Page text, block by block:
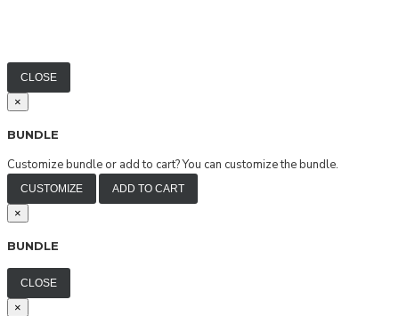
CLOSE
×
BUNDLE
Customize bundle or add to cart?You can customize the bundle.
CUSTOMIZE ADD TO CART
×
BUNDLE
CLOSE
×